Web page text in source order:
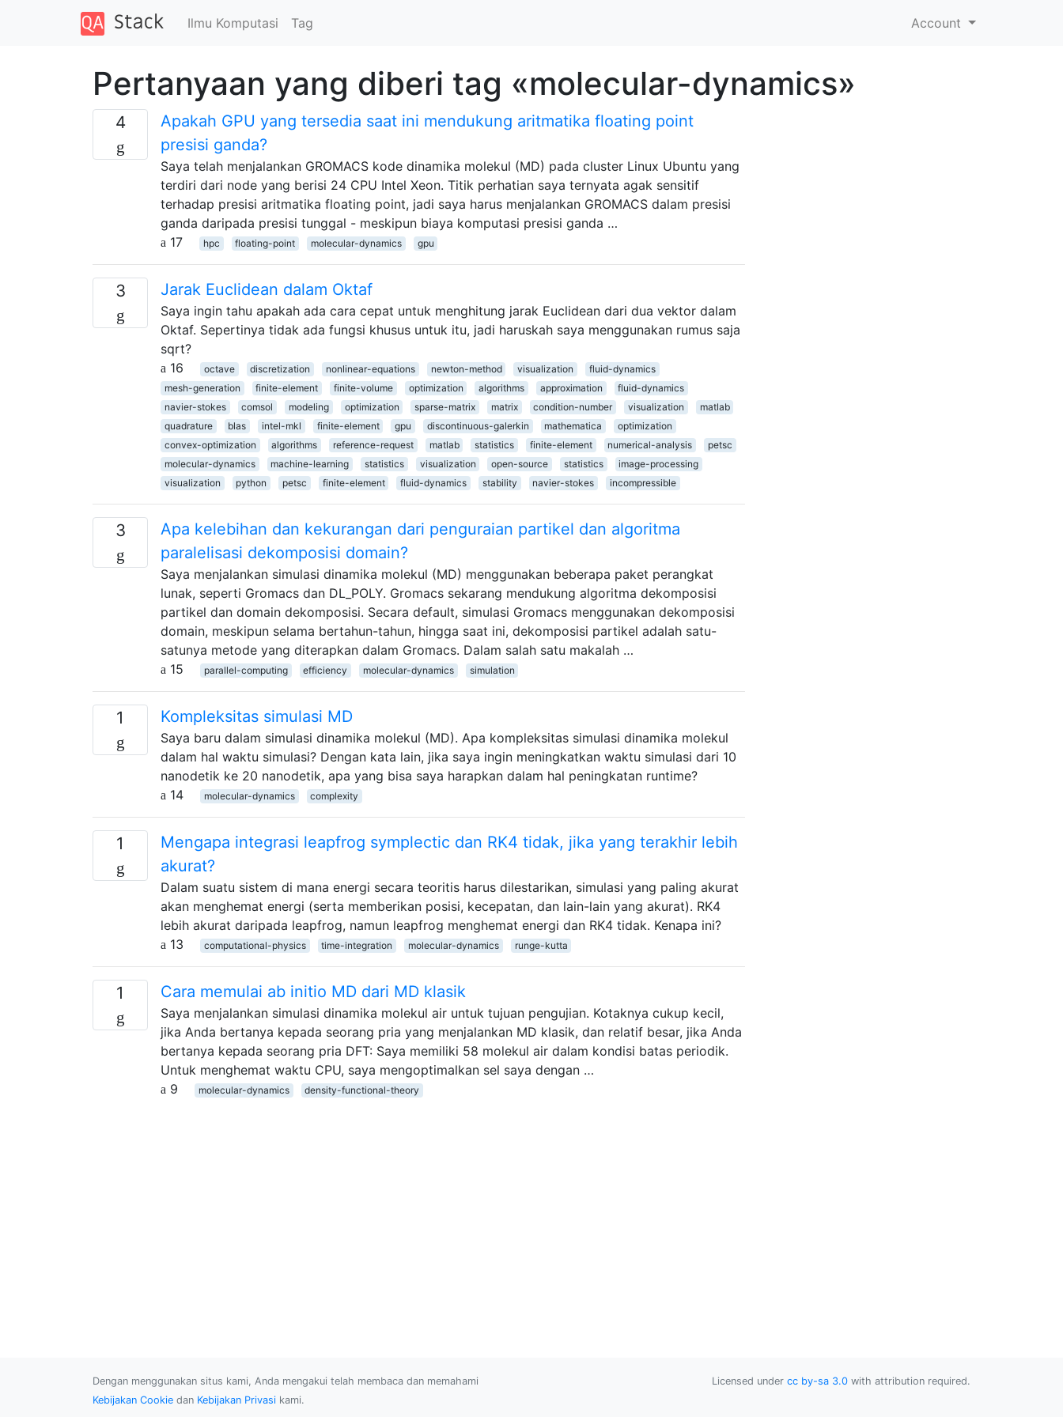
Ilmu Komputasi Tag Account
Pertanyaan yang diberi tag «molecular-dynamics»
4
Apakah GPU yang tersedia saat ini mendukung aritmatika floating point
presisi ganda?
Saya telah menjalankan GROMACS kode dinamika molekul (MD) pada cluster Linux Ubuntu yang
terdiri dari node yang berisi 24 CPU Intel Xeon. Titik perhatian saya ternyata agak sensitif
terhadap presisi aritmatika floating point, jadi saya harus menjalankan GROMACS dalam presisi
ganda daripada presisi tunggal - meskipun biaya komputasi presisi ganda …
17
hpc floating-point molecular-dynamics gpu
3 Jarak Euclidean dalam Oktaf
Saya ingin tahu apakah ada cara cepat untuk menghitung jarak Euclidean dari dua vektor dalam
Oktaf. Sepertinya tidak ada fungsi khusus untuk itu, jadi haruskah saya menggunakan rumus saja
sqrt?
16
octave discretization nonlinear-equations newton-method visualization
fluid-dynamics
mesh-generation
finite-element finite-volume optimization algorithms approximation
fluid-dynamics
navier-stokes
comsol modeling optimization sparse-matrix matrix condition-number visualization
matlab
quadrature
blas intel-mkl finite-element gpu discontinuous-galerkin mathematica
optimization
convex-optimization
algorithms reference-request matlab statistics finite-element numerical-analysis
petsc
molecular-dynamics
machine-learning statistics visualization open-source statistics
image-processing
visualization
python petsc finite-element fluid-dynamics stability navier-stokes incompressible
3
Apa kelebihan dan kekurangan dari penguraian partikel dan algoritma
paralelisasi dekomposisi domain?
Saya menjalankan simulasi dinamika molekul (MD) menggunakan beberapa paket perangkat
lunak, seperti Gromacs dan DL_POLY. Gromacs sekarang mendukung algoritma dekomposisi
partikel dan domain dekomposisi. Secara default, simulasi Gromacs menggunakan dekomposisi
domain, meskipun selama bertahun-tahun, hingga saat ini, dekomposisi partikel adalah satu-
satunya metode yang diterapkan dalam Gromacs. Dalam salah satu makalah …
15
parallel-computing efficiency molecular-dynamics simulation
1 Kompleksitas simulasi MD
Saya baru dalam simulasi dinamika molekul (MD). Apa kompleksitas simulasi dinamika molekul
dalam hal waktu simulasi? Dengan kata lain, jika saya ingin meningkatkan waktu simulasi dari 10
nanodetik ke 20 nanodetik, apa yang bisa saya harapkan dalam hal peningkatan runtime?
14
molecular-dynamics complexity
1
Mengapa integrasi leapfrog symplectic dan RK4 tidak, jika yang terakhir lebih
akurat?
Dalam suatu sistem di mana energi secara teoritis harus dilestarikan, simulasi yang paling akurat
akan menghemat energi (serta memberikan posisi, kecepatan, dan lain-lain yang akurat). RK4
lebih akurat daripada leapfrog, namun leapfrog menghemat energi dan RK4 tidak. Kenapa ini?
13
computational-physics time-integration molecular-dynamics runge-kutta
1 Cara memulai ab initio MD dari MD klasik
Saya menjalankan simulasi dinamika molekul air untuk tujuan pengujian. Kotaknya cukup kecil,
jika Anda bertanya kepada seorang pria yang menjalankan MD klasik, dan relatif besar, jika Anda
bertanya kepada seorang pria DFT: Saya memiliki 58 molekul air dalam kondisi batas periodik.
Untuk menghemat waktu CPU, saya mengoptimalkan sel saya dengan …
9
molecular-dynamics density-functional-theory
Dengan menggunakan situs kami, Anda mengakui telah membaca dan memahami
Kebijakan Cookie dan Kebijakan Privasi kami.
Licensed under cc by-sa 3.0 with attribution required.